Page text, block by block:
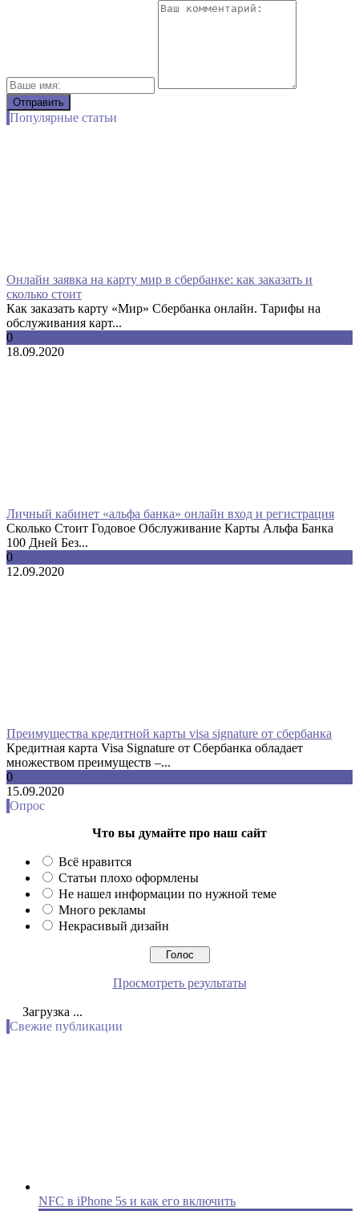
Популярные статьи
Онлайн заявка на карту мир в сбербанке: как заказать и
сколько стоит
Как заказать карту «Мир» Сбербанка онлайн. Тарифы на
обслуживания карт...
0
18.09.2020
Личный кабинет «альфа банка» онлайн вход и регистрация
Сколько Стоит Годовое Обслуживание Карты Альфа Банка
100 Дней Без...
0
12.09.2020
Преимущества кредитной карты visa signature от сбербанка
Кредитная карта Visa Signature от Сбербанка обладает
множеством преимуществ –...
0
15.09.2020
Опрос
Что вы думайте про наш сайт
Всё нравится
Статьи плохо оформлены
Не нашел информации по нужной теме
Много рекламы
Некрасивый дизайн
Просмотреть результаты
Загрузка ...
Свежие публикации
NFC в iPhone 5s и как его включить